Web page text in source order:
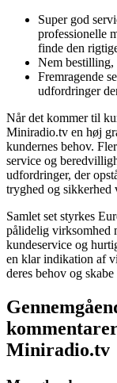
Super god
professionelle
finde den
Nem
Fremragende
udfordringer
Når det kommer til
Miniradio.tv en høj
kundernes behov.
service og
udfordringer, der
tryghed og sikkerhed
Samlet set styrkes
pålidelig virksomhed
kundeservice og
en klar indikation af
deres behov og
Miniradio.tv